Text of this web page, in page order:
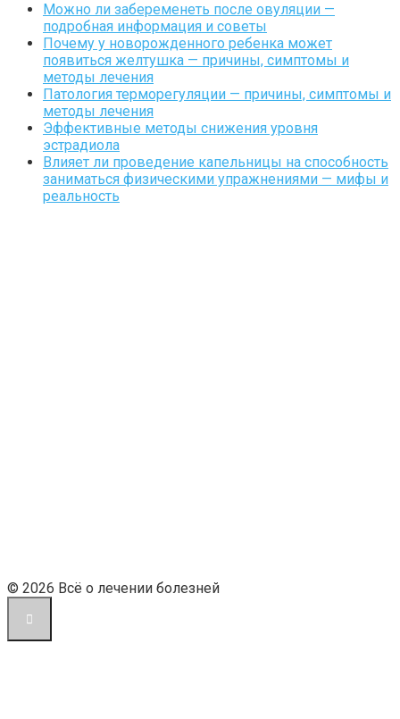
Можно ли забеременеть после овуляции —
подробная информация и советы
Почему у новорожденного ребенка может
появиться желтушка — причины, симптомы и
методы лечения
Патология терморегуляции — причины, симптомы и
методы лечения
Эффективные методы снижения уровня
эстрадиола
Влияет ли проведение капельницы на способность
заниматься физическими упражнениями — мифы и
реальность
© 2026 Всё о лечении болезней